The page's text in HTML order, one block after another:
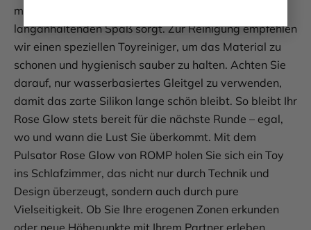
mit dem beiliegenden USB-Ladekabel für
langanhaltenden Spaß sorgt. Zur Reinigung empfehlen
wir einen speziellen Toyreiniger, um das Material zu
schonen und hygienisch sauber zu halten. Achten Sie
darauf, nur wasserbasiertes Gleitgel zu verwenden,
damit das zarte Silikon lange schön bleibt. So bleibt Ihr
Rose Glow stets bereit für die nächste Runde – egal,
wo und wann die Lust Sie überkommt. Mit dem
Pulsator Rose Glow von ROMP holen Sie sich ein Toy
ins Schlafzimmer, das nicht nur durch Technik und
Design überzeugt, sondern auch durch pure
Vielseitigkeit. Ob Sie Ihre erogenen Zonen erkunden